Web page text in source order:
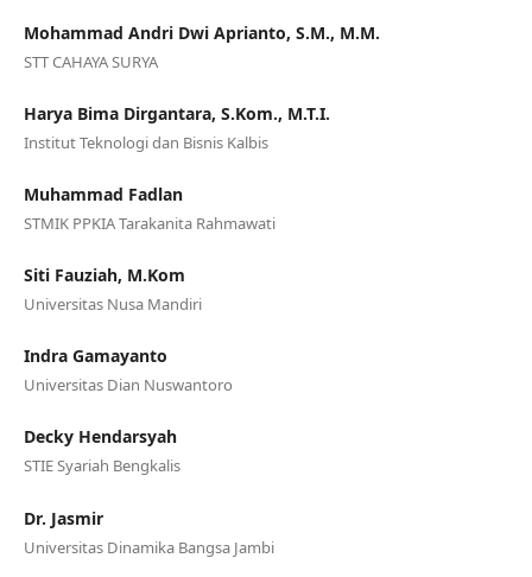
Mohammad Andri Dwi Aprianto, S.M., M.M.
STT CAHAYA SURYA
Harya Bima Dirgantara, S.Kom., M.T.I.
Institut Teknologi dan Bisnis Kalbis
Muhammad Fadlan
STMIK PPKIA Tarakanita Rahmawati
Siti Fauziah, M.Kom
Universitas Nusa Mandiri
Indra Gamayanto
Universitas Dian Nuswantoro
Decky Hendarsyah
STIE Syariah Bengkalis
Dr. Jasmir
Universitas Dinamika Bangsa Jambi